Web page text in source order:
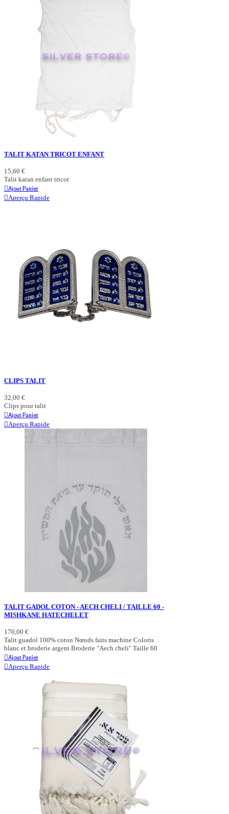
TALIT KATAN TRICOT ENFANT
15,60 €
Talit katan enfant tricot
Ajout Panier
Aperçu Rapide
CLIPS TALIT
32,00 €
Clips pour talit
Ajout Panier
Aperçu Rapide
TALIT GADOL COTON - AECH CHELI / TAILLE 60 -
MISHKANE HATECHELET
170,00 €
Talit guadol 100% coton Nœuds faits machine Coloris
blanc et broderie argent Broderie "Aech cheli" Taille 60
Ajout Panier
Aperçu Rapide